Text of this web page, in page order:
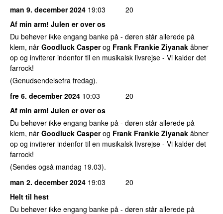
man 9. december 2024 19:03
20
Af min arm! Julen er over os
Du behøver ikke engang banke på - døren står allerede på
klem, når Goodluck Casperog Frank Frankie Ziyanak åbner
op og inviterer indenfor til en musikalsk livsrejse - Vi kalder det
farrock!
(Genudsendelsefra fredag).
fre 6. december 2024 10:03
20
Af min arm! Julen er over os
Du behøver ikke engang banke på - døren står allerede på
klem, når Goodluck Casperog Frank Frankie Ziyanak åbner
op og inviterer indenfor til en musikalsk livsrejse - Vi kalder det
farrock!
(Sendes også mandag 19.03).
man 2. december 2024 19:03
20
Helt til hest
Du behøver ikke engang banke på - døren står allerede på